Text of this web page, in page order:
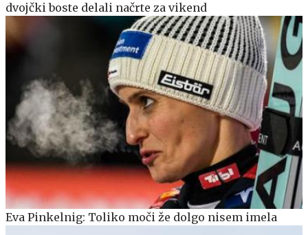
dvojčki boste delali načrte za vikend
Eva Pinkelnig: Toliko moči že dolgo nisem imela